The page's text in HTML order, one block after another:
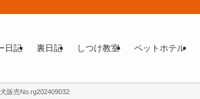
日記 裏日記 しつけ教室 ペットホテル
販売No.rg202409032